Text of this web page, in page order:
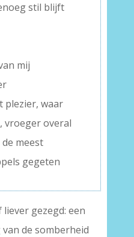
stil blijft
mij
plezier, waar
vroeger overal
meest
gegeten
gezegd: een
de somberheid